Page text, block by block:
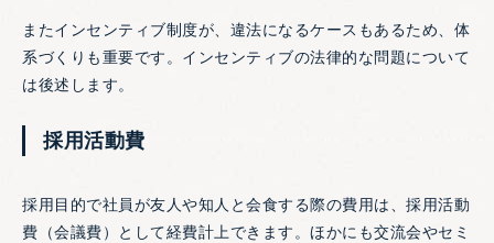
またインセンティブ制度が、違法になるケースもあるため、体
系づくりも重要です。インセンティブの法律的な問題について
は後述します。
採用活動費
採用目的で社員が友人や知人と会食する際の費用は、採用活動
費（会議費）として経費計上できます。ほかにも交流会やセミ